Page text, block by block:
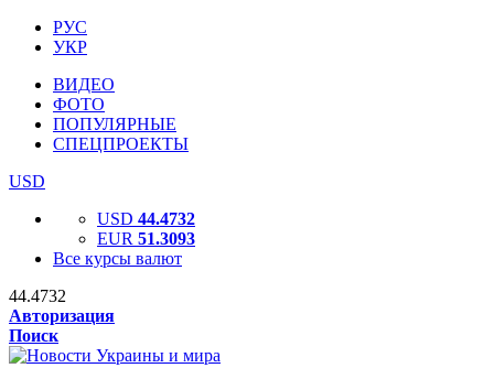
РУС
УКР
ВИДЕО
ФОТО
ПОПУЛЯРНЫЕ
СПЕЦПРОЕКТЫ
USD
USD 44.4732
EUR 51.3093
Все курсы валют
44.4732
Авторизация
Поиск